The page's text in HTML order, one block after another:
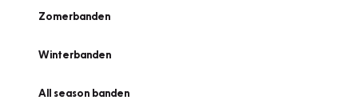
Zomerbanden
Winterbanden
All season banden